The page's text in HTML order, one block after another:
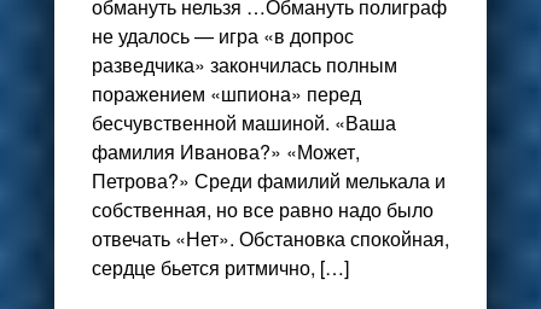
обмануть нельзя …Обмануть полиграф
не удалось — игра «в допрос
разведчика» закончилась полным
поражением «шпиона» перед
бесчувственной машиной. «Ваша
фамилия Иванова?» «Может,
Петрова?» Среди фамилий мелькала и
собственная, но все равно надо было
отвечать «Нет». Обстановка спокойная,
сердце бьется ритмично, […]